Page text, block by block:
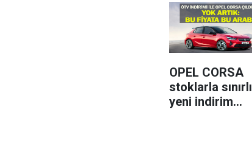
OPEL CORSA
stoklarla sınırlı
yeni indirim